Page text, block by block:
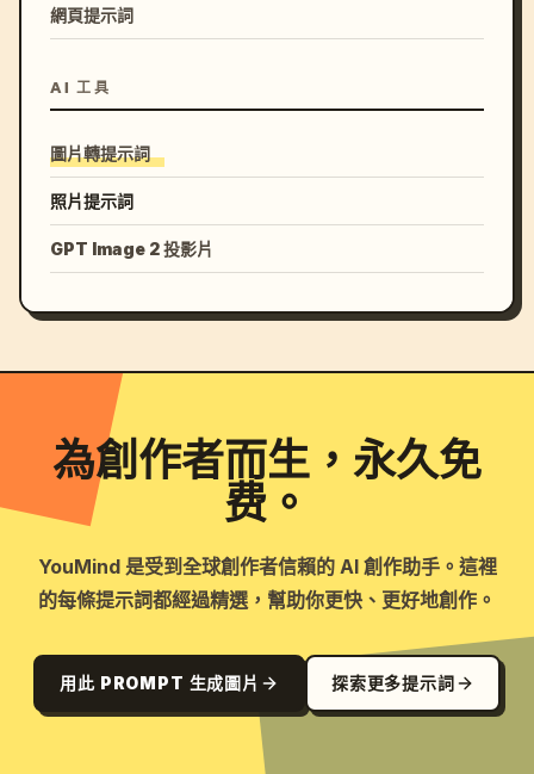
網頁提示詞
AI 工具
圖片轉提示詞
照片提示詞
GPT Image 2 投影片
為創作者而生，永久免
费。
YouMind 是受到全球創作者信賴的 AI 創作助手。這裡
的每條提示詞都經過精選，幫助你更快、更好地創作。
用此 PROMPT 生成圖片 探索更多提示詞